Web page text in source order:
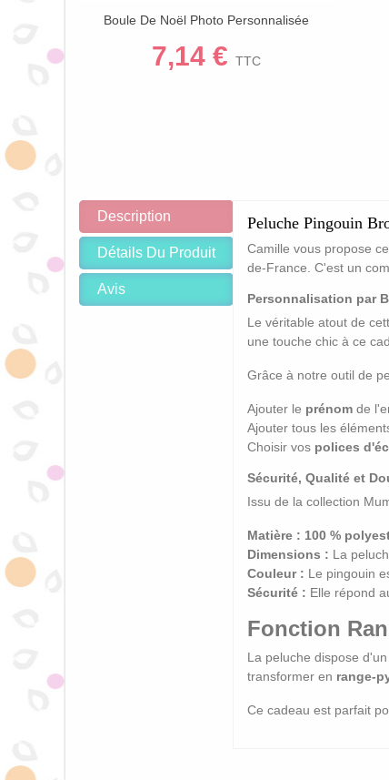
Afficher Plus
Boule De Noël Photo Personnalisée
3 Coloris
7,14 € TTC
Description
Détails Du Produit
Avis
Peluche Pingouin
Camille vous propose
de-France. C'est un
Personnalisation par
Le véritable atout de
une touche chic à ce
Grâce à notre outil de
Ajouter le prénom de
Ajouter tous les
Choisir vos polices
Sécurité, Qualité et
Issu de la collection
Matière : 100 %
Dimensions : La
Couleur : Le pingouin
Sécurité : Elle répond
Fonction
La peluche dispose d'un
transformer en range-
Ce cadeau est parfait